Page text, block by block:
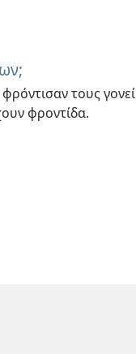
τους
φροντίδα.